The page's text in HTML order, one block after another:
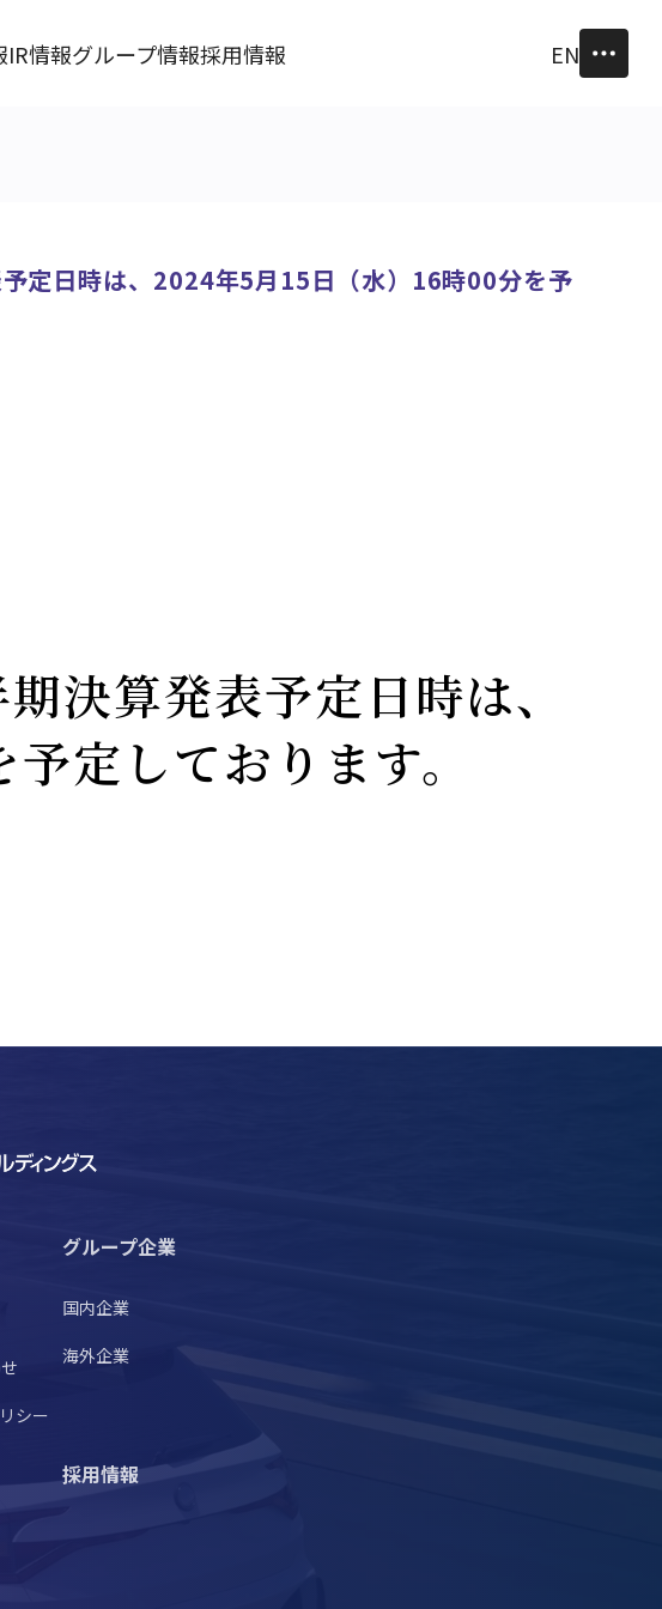
IR情報グループ情報採用情報 EN
定日時は、2024年5月15日（水）16時00分を予
決算発表予定日時は、
定しております。
シー
グループ企業
国内企業
海外企業
採用情報